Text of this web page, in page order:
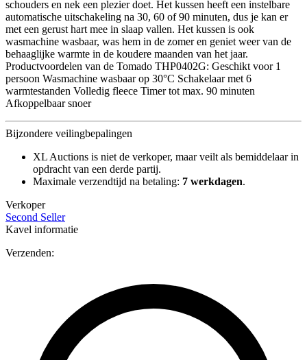
schouders en nek een plezier doet. Het kussen heeft een instelbare
automatische uitschakeling na 30, 60 of 90 minuten, dus je kan er
met een gerust hart mee in slaap vallen. Het kussen is ook
wasmachine wasbaar, was hem in de zomer en geniet weer van de
behaaglijke warmte in de koudere maanden van het jaar.
Productvoordelen van de Tomado THP0402G: Geschikt voor 1
persoon Wasmachine wasbaar op 30°C Schakelaar met 6
warmtestanden Volledig fleece Timer tot max. 90 minuten
Afkoppelbaar snoer
Bijzondere veilingbepalingen
XL Auctions is niet de verkoper, maar veilt als bemiddelaar in
opdracht van een derde partij.
Maximale verzendtijd na betaling: 7 werkdagen.
Verkoper
Second Seller
Kavel informatie
Verzenden: